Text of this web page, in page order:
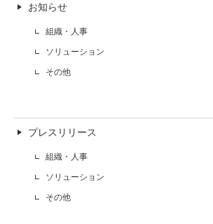
お知らせ
組織・人事
ソリューション
その他
プレスリリース
組織・人事
ソリューション
その他